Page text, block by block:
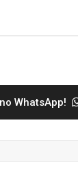
WhatsApp!